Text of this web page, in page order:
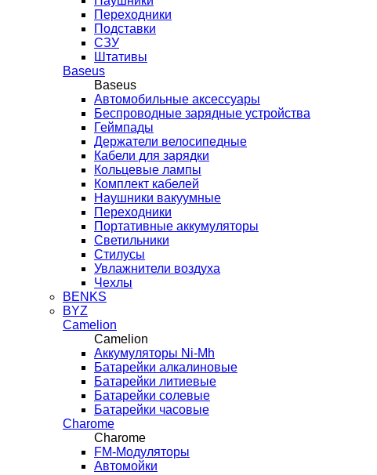
Переходники
Подставки
СЗУ
Штативы
Baseus
Baseus
Автомобильные аксессуары
Беспроводные зарядные устройства
Геймпады
Держатели велосипедные
Кабели для зарядки
Кольцевые лампы
Комплект кабелей
Наушники вакуумные
Переходники
Портативные аккумуляторы
Светильники
Стилусы
Увлажнители воздуха
Чехлы
BENKS
BYZ
Camelion
Camelion
Аккумуляторы Ni-Mh
Батарейки алкалиновые
Батарейки литиевые
Батарейки солевые
Батарейки часовые
Charome
Charome
FM-Модуляторы
Автомойки